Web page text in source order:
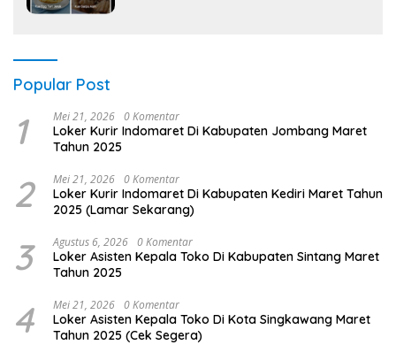
Popular Post
1 Mei 21, 2026 0 Komentar
Loker Kurir Indomaret Di Kabupaten Jombang Maret
Tahun 2025
2 Mei 21, 2026 0 Komentar
Loker Kurir Indomaret Di Kabupaten Kediri Maret Tahun
2025 (Lamar Sekarang)
3 Agustus 6, 2026 0 Komentar
Loker Asisten Kepala Toko Di Kabupaten Sintang Maret
Tahun 2025
4 Mei 21, 2026 0 Komentar
Loker Asisten Kepala Toko Di Kota Singkawang Maret
Tahun 2025 (Cek Segera)